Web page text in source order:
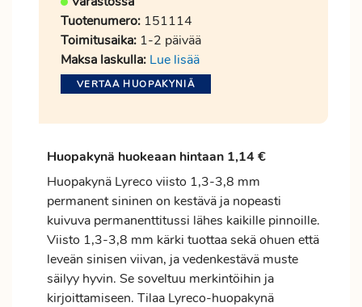
Tuotenumero: 151114
Toimitusaika: 1-2 päivää
Maksa laskulla: Lue lisää
VERTAA HUOPAKYNIÄ
Huopakynä huokeaan hintaan 1,14 €
Huopakynä Lyreco viisto 1,3-3,8 mm
permanent sininen on kestävä ja nopeasti
kuivuva permanenttitussi lähes kaikille pinnoille.
Viisto 1,3-3,8 mm kärki tuottaa sekä ohuen että
leveän sinisen viivan, ja vedenkestävä muste
säilyy hyvin. Se soveltuu merkintöihin ja
kirjoittamiseen. Tilaa Lyreco-huopakynä